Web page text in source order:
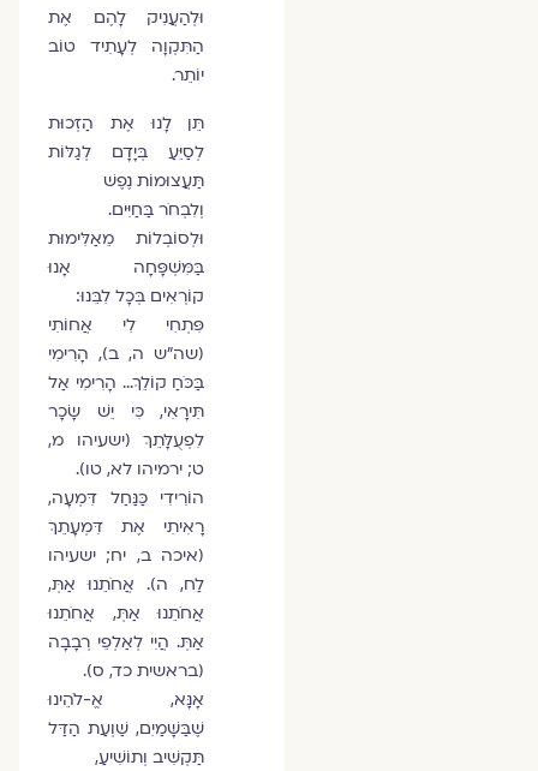
וּלְהַעֲנִיק לָהֶם אֶת
הַתִּקְוָה לְעָתִיד טוֹב
יוֹתֵר.
תֵּן לָנוּ אֶת הַזְּכוּת
לְסַיֵּעַ בְּיָדָם לְגַלּוֹת
תַּעֲצוּמוֹת נֶפֶשׁ
וְלִבְחֹר בַּחַיִּים.
וּלְסוֹבְלוֹת מֵאַלִּימוּת
בַּמִּשְׁפָּחָה אָנוּ
קוֹרְאִים בְּכָל לִבֵּנוּ:
פִּתְחִי לִי אֲחוֹתִי
(שה"ש ה, ב), הָרִימִי
בַּכֹּחַ קוֹלֵךְ… הָרִימִי אַל
תִּירָאִי, כִּי יֵשׁ שָׂכָר
לִפְעֻלָּתֵךְ (ישעיהו מ,
ט; ירמיהו לא, טו).
הוֹרִידִי כַּנַּחַל דִּמְעָה,
רָאִיתִי אֶת דִּמְעָתֵךְ
(איכה ב, יח; ישעיהו
לַח, ה). אֲחֹתֵנוּ אַתְּ,
אֲחֹתֵנוּ אַתְּ, אֲחֹתֵנוּ
אַתְּ. הֲיִי לְאַלְפֵי רְבָבָה
(בראשית כד, ס).
אָנָּא, אֱ-לֹהֵינוּ
שֶׁבַּשָּׁמַיִם, שַׁוְעַת הַדַּל
תַּקְשִׁיב וְתוֹשִׁיעַ,